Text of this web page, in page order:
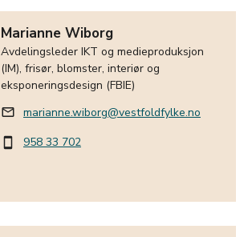
Marianne Wiborg
Avdelingsleder IKT og medieproduksjon
(IM), frisør, blomster, interiør og
eksponeringsdesign (FBIE)
mail_outline marianne.wiborg@vestfoldfylke.no
smartphone 958 33 702